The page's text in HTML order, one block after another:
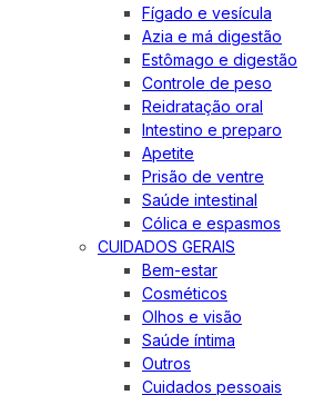
Fígado e vesícula
Azia e má digestão
Estômago e digestão
Controle de peso
Reidratação oral
Intestino e preparo
Apetite
Prisão de ventre
Saúde intestinal
Cólica e espasmos
CUIDADOS GERAIS
Bem-estar
Cosméticos
Olhos e visão
Saúde íntima
Outros
Cuidados pessoais